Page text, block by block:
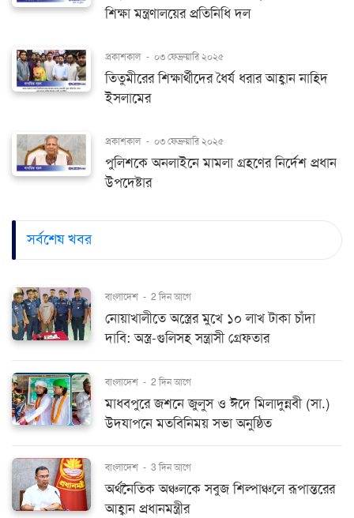
শিক্ষা মন্ত্রণালয়ের প্রতিনিধি দল
প্রকাশকাল - ০৩ ফেব্রুয়ারি ২০২৫
তিতুমীরের শিক্ষার্থীদের ধৈর্য ধরার আহ্বান নাহিদ
ইসলামের
প্রকাশকাল - ০৩ ফেব্রুয়ারি ২০২৫
পুলিশকে অনলাইনে মামলা গ্রহণের নির্দেশ প্রধান
উপদেষ্টার
সর্বশেষ খবর
বাংলাদেশ - 2 দিন আগে
নোয়াখালীতে অস্ত্রের মুখে ১০ লাখ টাকা চাঁদা
দাবি: অস্ত্র-গুলিসহ সন্ত্রাসী গ্রেফতার
বাংলাদেশ - 2 দিন আগে
মাধবপুরে জশনে জুলুস ও ঈদে মিলাদুন্নবী (সা.)
উদযাপনে মতবিনিময় সভা অনুষ্ঠিত
বাংলাদেশ - 3 দিন আগে
অর্থনৈতিক অঞ্চলকে সবুজ শিল্পাঞ্চলে রূপান্তরের
আহ্বান প্রধানমন্ত্রীর